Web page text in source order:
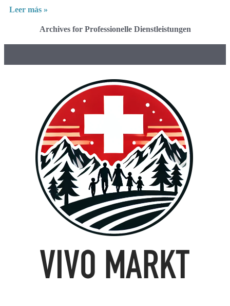
Leer más »
Archives for Professionelle Dienstleistungen